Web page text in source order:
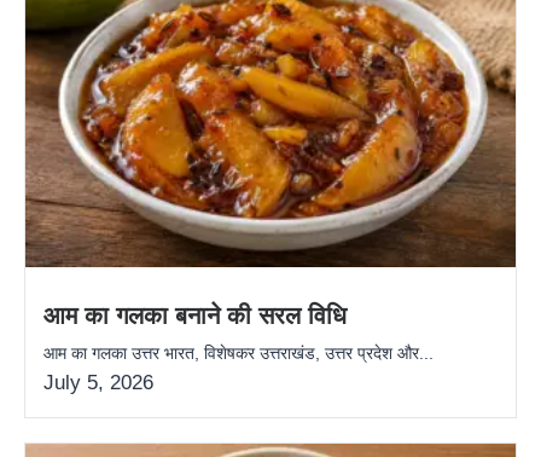
आम का गलका बनाने की सरल विधि
आम का गलका उत्तर भारत, विशेषकर उत्तराखंड, उत्तर प्रदेश और...
July 5, 2026